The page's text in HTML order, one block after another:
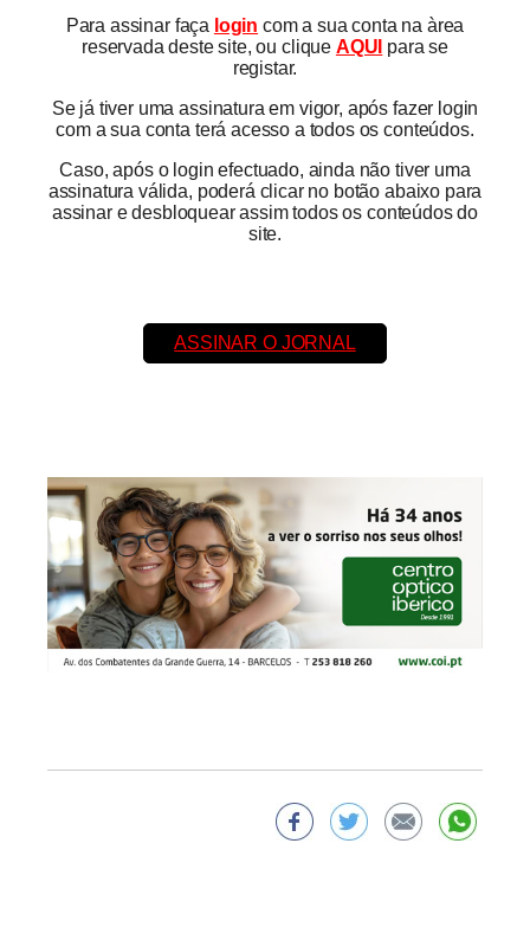
Para assinar faça login com a sua conta na àrea
reservada deste site, ou clique AQUI para se
registar.
Se já tiver uma assinatura em vigor, após fazer login
com a sua conta terá acesso a todos os conteúdos.
Caso, após o login efectuado, ainda não tiver uma
assinatura válida, poderá clicar no botão abaixo para
assinar e desbloquear assim todos os conteúdos do
site.
ASSINAR O JORNAL